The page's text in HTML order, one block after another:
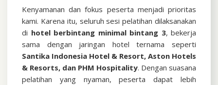
Kenyamanan dan fokus peserta menjadi prioritas
kami. Karena itu, seluruh sesi pelatihan dilaksanakan
di hotel berbintang minimal bintang 3, bekerja
sama dengan jaringan hotel ternama seperti
Santika Indonesia Hotel & Resort, Aston Hotels
& Resorts, dan PHM Hospitality. Dengan suasana
pelatihan yang nyaman, peserta dapat lebih